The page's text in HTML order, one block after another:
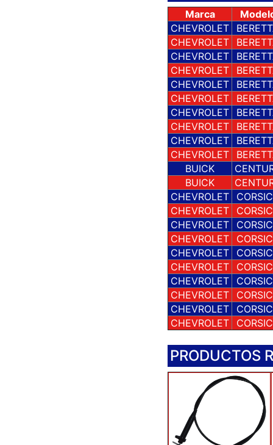
Marca
CHEVROLET
CHEVROLET
CHEVROLET
CHEVROLET
CHEVROLET
CHEVROLET
CHEVROLET
CHEVROLET
CHEVROLET
CHEVROLET
BUICK
BUICK
CHEVROLET
CHEVROLET
CHEVROLET
CHEVROLET
CHEVROLET
CHEVROLET
CHEVROLET
CHEVROLET
CHEVROLET
CHEVROLET
PRODUCTOS